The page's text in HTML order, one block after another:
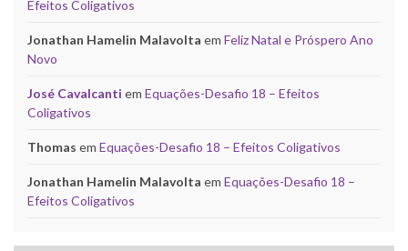
Efeitos Coligativos
Jonathan Hamelin Malavolta em Feliz Natal e Próspero Ano
Novo
José Cavalcanti em Equações-Desafio 18 – Efeitos
Coligativos
Thomas em Equações-Desafio 18 – Efeitos Coligativos
Jonathan Hamelin Malavolta em Equações-Desafio 18 –
Efeitos Coligativos